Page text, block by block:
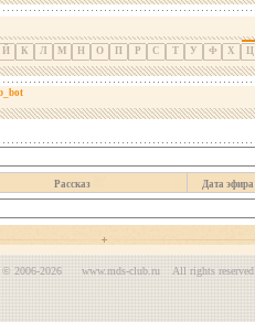
Й К Л М Н О П Р С Т У Ф Х Ц
Рассказ Дата эфира
© 2006-2026 www.mds-club.ru All rights reserved